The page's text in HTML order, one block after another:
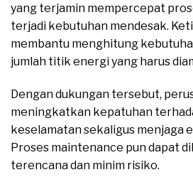
yang terjamin mempercepat
terjadi kebutuhan mendesak.
membantu menghitung
jumlah titik energi yang harus
Dengan dukungan tersebut,
meningkatkan kepatuhan
keselamatan sekaligus menjaga
Proses maintenance pun dapat
terencana dan minim risiko.